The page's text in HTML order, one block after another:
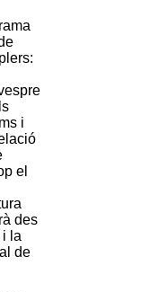
i
el
des
i la
de